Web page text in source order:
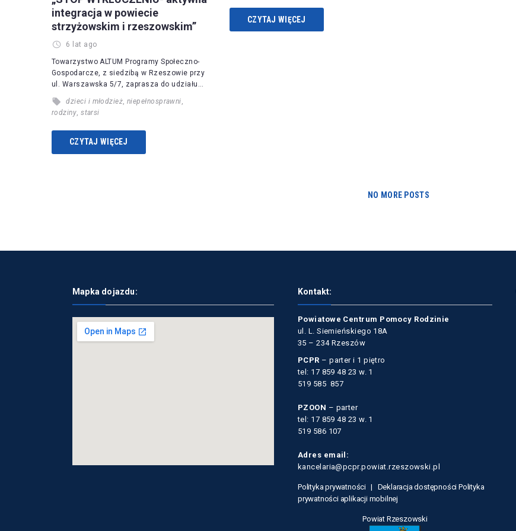
integracja w powiecie
strzyżowskim i rzeszowskim”
6 lat ago
Towarzystwo ALTUM Programy Społeczno-
Gospodarcze, z siedzibą w Rzeszowie przy
ul. Warszawska 5/7, zaprasza do udziału…
dzieci i młodzież ,niepełnosprawni
rodziny ,starsi
CZYTAJ WIĘCEJ
CZYTAJ WIĘCEJ
NO MORE POSTS
Mapka dojazdu: Kontakt:
Powiatowe Centrum Pomocy Rodzinie
ul. L. Siemieńskiego 18A
35 – 234 Rzeszów
PCPR – parter i 1 piętro
tel: 17 859 48 23 w. 1
519 585 857
PZOON – parter
tel: 17 859 48 23 w. 1
519 586 107
Adres email:
kancelaria@pcpr.powiat.rzeszowski.pl
Polityka prywatności | Deklaracja dostępności Polityka
prywatności aplikacji mobilnej
Powiat Rzeszowski